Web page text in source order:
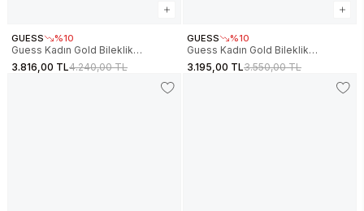
GUESS %10
Guess Kadın Gold Bileklik
JGUJUBB05503JWYGS
3.816,00 TL4.240,00 TL
GUESS %10
Guess Kadın Gold Bileklik
JGUJUBB06149JWYGS
3.195,00 TL3.550,00 TL